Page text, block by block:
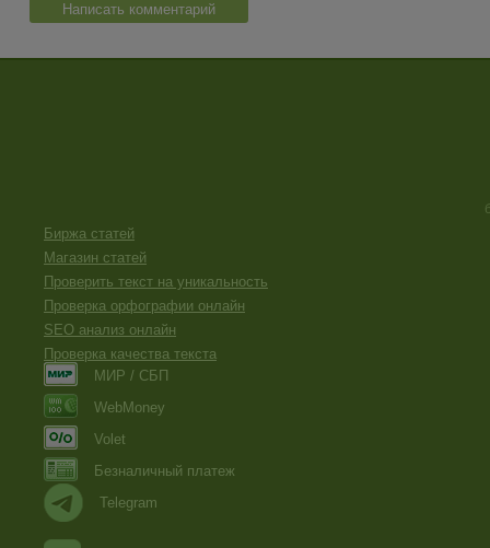
Написать комментарий
Биржа статей
Магазин статей
Проверить текст на уникальность
Проверка орфографии онлайн
SEO анализ онлайн
Проверка качества текста
МИР / СБП
WebMoney
Volet
Безналичный платеж
Telegram